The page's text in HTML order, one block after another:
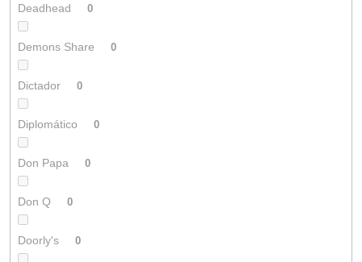
Deadhead 0
Demons Share 0
Dictador 0
Diplomático 0
Don Papa 0
Don Q 0
Doorly's 0